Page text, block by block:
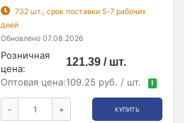
732 шт., срок поставки 5-7 рабочих
дней
Обновлено 07.08.2026
Розничная
цена:
121.39 / шт.
Оптовая цена:109.25 руб. / шт. !
- + КУПИТЬ